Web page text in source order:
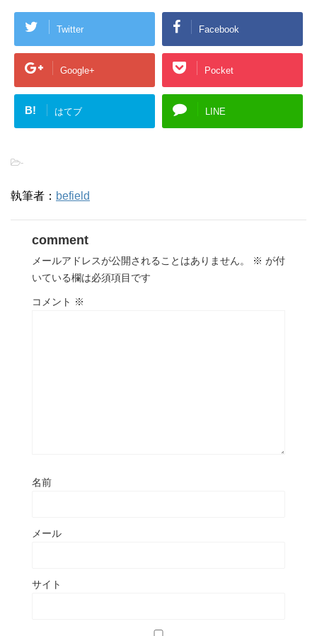
Twitter Facebook
Google+ Pocket
B! はてブ LINE
-
執筆者： befield
comment
メールアドレスが公開されることはありません。 ※ が付
いている欄は必須項目です
コメント ※
名前
メール
サイト